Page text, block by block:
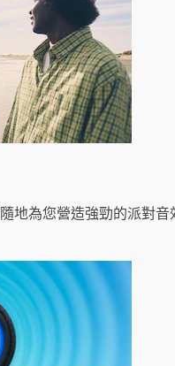
地為您營造強勁的派對